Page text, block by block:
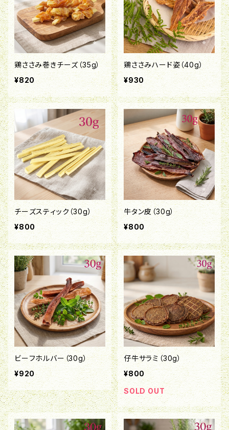
鶏ささみ巻きチーズ（35g）
¥820
鶏ささみハード姿（40g）
¥930
チーズスティック（30g）
¥800
牛タン皮（30g）
¥800
ビーフホルバー（30g）
¥920
仔牛サラミ（30g）
¥800
SOLD OUT